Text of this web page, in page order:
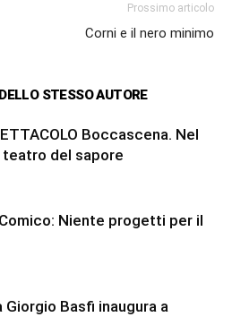
Prossimo articolo
Corni e il nero minimo
DELLO STESSO AUTORE
Boccascena. Nel
del sapore
Niente progetti per il
Giorgio Basfi inaugura a